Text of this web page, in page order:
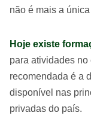
não é mais a
Hoje existe
para atividades
recomendada é a
disponível nas
privadas do país.